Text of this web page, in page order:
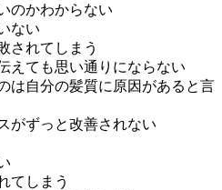
のかわからない
ない
されてしまう
えても思い通りにならない
は自分の髪質に原因があると言
がずっと改善されない
てしまう